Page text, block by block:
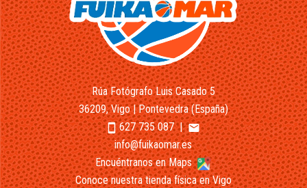
Rúa Fotógrafo Luis Casado 5
36209, Vigo | Pontevedra (España)
smartphone627 735 087|email
info@fuikaomar.es
Encuéntranos en Maps
Conoce nuestra tienda física en Vigo